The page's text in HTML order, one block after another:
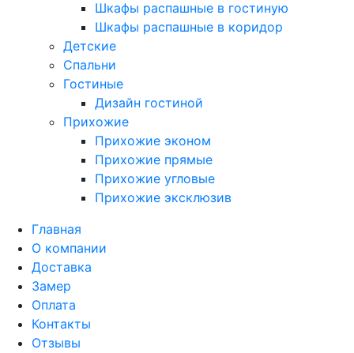
Шкафы распашные в гостиную
Шкафы распашные в коридор
Детские
Спальни
Гостиные
Дизайн гостиной
Прихожие
Прихожие эконом
Прихожие прямые
Прихожие угловые
Прихожие эксклюзив
Главная
О компании
Доставка
Замер
Оплата
Контакты
Отзывы